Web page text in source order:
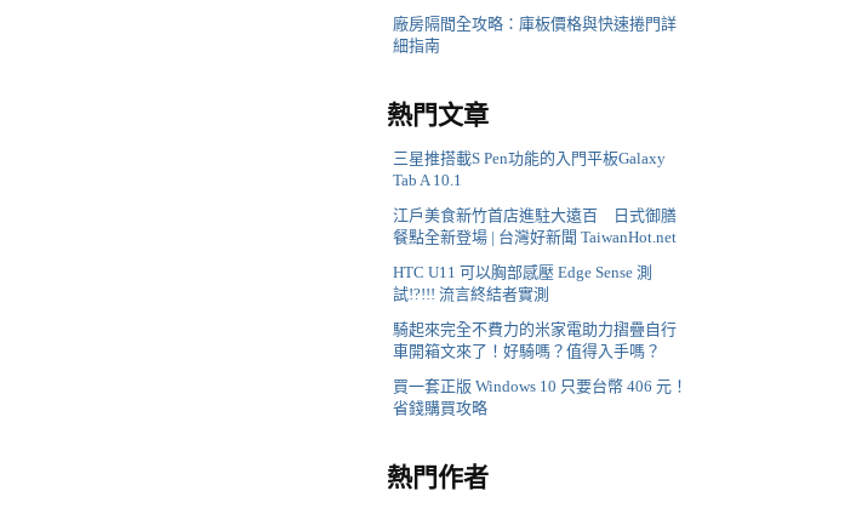
廠房隔間全攻略：庫板價格與快速捲門詳
細指南
熱門文章
三星推搭載S Pen功能的入門平板Galaxy
Tab A 10.1
江戶美食新竹首店進駐大遠百 日式御膳
餐點全新登場 | 台灣好新聞 TaiwanHot.net
HTC U11 可以胸部感壓 Edge Sense 測
試!?!!! 流言終結者實測
騎起來完全不費力的米家電助力摺疊自行
車開箱文來了！好騎嗎？值得入手嗎？
買一套正版 Windows 10 只要台幣 406 元！
省錢購買攻略
熱門作者